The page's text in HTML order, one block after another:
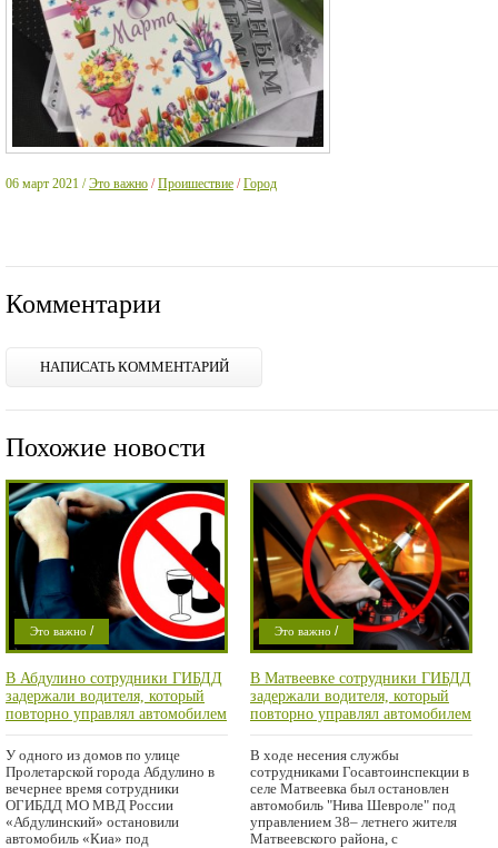
06 март 2021 / Это важно /Проишествие /Город
Комментарии
НАПИСАТЬ КОММЕНТАРИЙ
Похожие новости
Это важно /
Проишествие
В Абдулино сотрудники ГИБДД
задержали водителя, который
повторно управлял автомобилем
в состоянии алкогольного
опьянения
У одного из домов по улице
Пролетарской города Абдулино в
вечернее время сотрудники
ОГИБДД МО МВД России
«Абдулинский» остановили
автомобиль «Киа» под
Это важно /
Проишествие
В Матвеевке сотрудники ГИБДД
задержали водителя, который
повторно управлял автомобилем
в состоянии алкогольного
опьянения
В ходе несения службы
сотрудниками Госавтоинспекции в
селе Матвеевка был остановлен
автомобиль "Нива Шевроле" под
управлением 38– летнего жителя
Матвеевского района, с